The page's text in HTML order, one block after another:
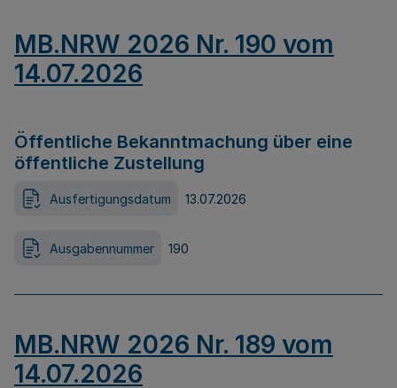
MB.NRW 2026 Nr. 190 vom
14.07.2026
Öffentliche Bekanntmachung über eine
öffentliche Zustellung
Ausfertigungsdatum 13.07.2026
Ausgabennummer 190
MB.NRW 2026 Nr. 189 vom
14.07.2026